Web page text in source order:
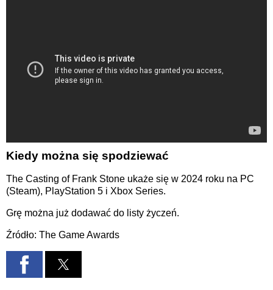
Kiedy można się spodziewać
The Casting of Frank Stone ukaże się w 2024 roku na PC
(Steam), PlayStation 5 i Xbox Series.
Grę można już dodawać do listy życzeń.
Źródło: The Game Awards